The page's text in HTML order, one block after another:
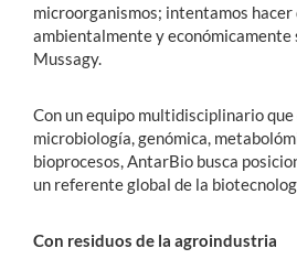
microorganismos; intentamos hacer
ambientalmente y económicamente
Mussagy.
Con un equipo multidisciplinario que
microbiología, genómica,
bioprocesos, AntarBio busca
un referente global de la
Con residuos de la agroindustria